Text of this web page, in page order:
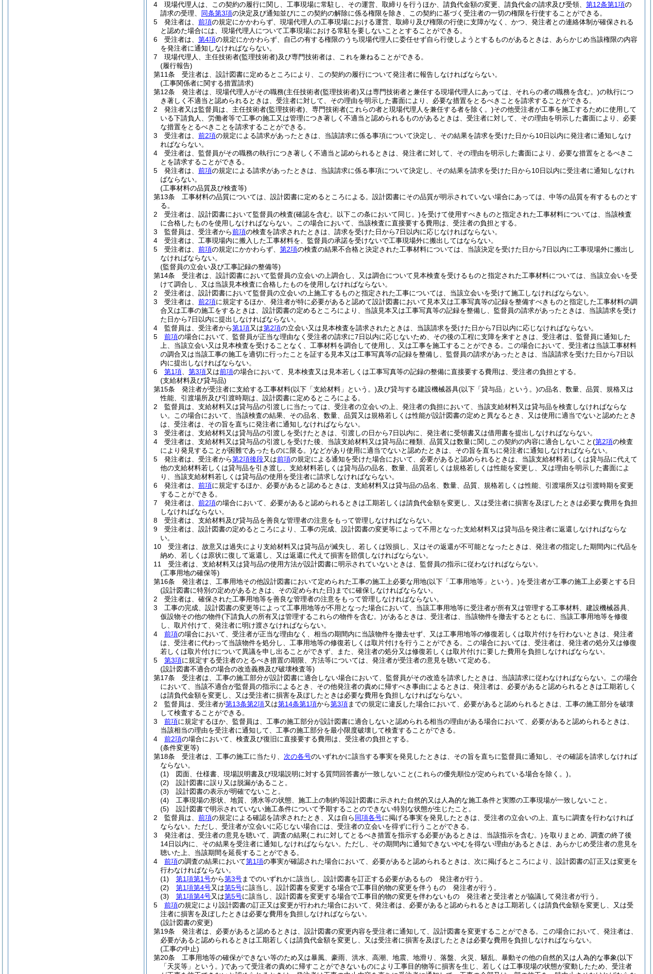
4
現場代理人は、この契約の履行に関し、工事現場に常駐し、その運営、取締りを行うほか、請負代金額の変更、請負代金の請求及び受領、 第12条第1項の
請求の受理、 同条第3項の決定及び通知並びにこの契約の解除に係る権限を除き、この契約に基づく受注者の一切の権限を行使することができる。
5
発注者は、 前項の規定にかかわらず、現場代理人の工事現場における運営、取締り及び権限の行使に支障がなく、かつ、発注者との連絡体制が確保される
と認めた場合には、現場代理人について工事現場における常駐を要しないこととすることができる。
6
受注者は、 第4項の規定にかかわらず、自己の有する権限のうち現場代理人に委任せず自ら行使しようとするものがあるときは、あらかじめ当該権限の内容
を発注者に通知しなければならない。
7
現場代理人、主任技術者(監理技術者)及び専門技術者は、これを兼ねることができる。
(履行報告)
第11条
受注者は、設計図書に定めるところにより、この契約の履行について発注者に報告しなければならない。
(工事関係者に関する措置請求)
第12条
発注者は、現場代理人がその職務(主任技術者(監理技術者)又は専門技術者と兼任する現場代理人にあっては、それらの者の職務を含む。)の執行につ
き著しく不適当と認められるときは、受注者に対して、その理由を明示した書面により、必要な措置をとるべきことを請求することができる。
2
発注者又は監督員は、主任技術者(監理技術者) 、専門技術者(これらの者と現場代理人を兼任する者を除く。)その他受注者が工事を施工するために使用して
いる下請負人、労働者等で工事の施工又は管理につき著しく不適当と認められるものがあるときは、受注者に対して、その理由を明示した書面により、必要
な措置をとるべきことを請求することができる。
3
受注者は、 前2項の規定による請求があったときは、当該請求に係る事項について決定し、その結果を請求を受けた日から10日以内に発注者に通知しなけ
ればならない。
4
受注者は、監督員がその職務の執行につき著しく不適当と認められるときは、発注者に対して、その理由を明示した書面により、必要な措置をとるべきこ
とを請求することができる。
5
発注者は、 前項の規定による請求があったときは、当該請求に係る事項について決定し、その結果を請求を受けた日から10日以内に受注者に通知しなけれ
ばならない。
(工事材料の品質及び検査等)
第13条
工事材料の品質については、設計図書に定めるところによる。 設計図書にその品質が明示されていない場合にあっては、中等の品質を有するものとす
る。
2
受注者は、設計図書において監督員の検査(確認を含む。以下この条において同じ。)を受けて使用すべきものと指定された工事材料については、当該検査
に合格したものを使用しなければならない。
この場合において、当該検査に直接要する費用は、受注者の負担とする。
3
監督員は、受注者から前項の検査を請求されたときは、請求を受けた日から7日以内に応じなければならない。
4
受注者は、工事現場内に搬入した工事材料を、監督員の承諾を受けないで工事現場外に搬出してはならない。
5
受注者は、 前項の規定にかかわらず、 第2項の検査の結果不合格と決定された工事材料については、当該決定を受けた日から7日以内に工事現場外に搬出し
なければならない。
(監督員の立会い及び工事記録の整備等)
第14条
受注者は、設計図書において監督員の立会いの上調合し、又は調合について見本検査を受けるものと指定された工事材料については、当該立会いを受
けて調合し、又は当該見本検査に合格したものを使用しなければならない。
2
受注者は、設計図書において監督員の立会いの上施工するものと指定された工事については、当該立会いを受けて施工しなければならない。
3
受注者は、 前2項に規定するほか、発注者が特に必要があると認めて設計図書において見本又は工事写真等の記録を整備すべきものと指定した工事材料の調
合又は工事の施工をするときは、設計図書の定めるところにより、当該見本又は工事写真等の記録を整備し、監督員の請求があったときは、当該請求を受け
た日から7日以内に提出しなければならない。
4
監督員は、受注者から第1項又は第2項の立会い又は見本検査を請求されたときは、当該請求を受けた日から7日以内に応じなければならない。
5
前項の場合において、監督員が正当な理由なく受注者の請求に7日以内に応じないため、その後の工程に支障を来すときは、受注者は、監督員に通知した
上、当該立会い又は見本検査を受けることなく、工事材料を調合して使用し、又は工事を施工することができる。
この場合において、受注者は当該工事材料
の調合又は当該工事の施工を適切に行ったことを証する見本又は工事写真等の記録を整備し、監督員の請求があったときは、当該請求を受けた日から7日以
内に提出しなければならない。
6
第1項 第3項又は前項の場合において、見本検査又は見本若しくは工事写真等の記録の整備に直接要する費用は、受注者の負担とする。
(支給材料及び貸与品)
第15条
発注者が受注者に支給する工事材料(以下「支給材料」という。)及び貸与する建設機械器具(以下「貸与品」という。)の品名、数量、品質、規格又は
性能、引渡場所及び引渡時期は、設計図書に定めるところによる。
2
監督員は、支給材料又は貸与品の引渡しに当たっては、受注者の立会いの上、発注者の負担において、当該支給材料又は貸与品を検査しなければならな
い。
この場合において、当該検査の結果、その品名、数量、品質又は規格若しくは性能が設計図書の定めと異なるとき、又は使用に適当でないと認めたとき
は、受注者は、その旨を直ちに発注者に通知しなければならない。
3
受注者は、支給材料又は貸与品の引渡しを受けたときは、引渡しの日から7日以内に、発注者に受領書又は借用書を提出しなければならない。
4
受注者は、支給材料又は貸与品の引渡しを受けた後、当該支給材料又は貸与品に種類、品質又は数量に関しこの契約の内容に適合しないこと(第2項の検査
により発見することが困難であったものに限る。)などがあり使用に適当でないと認めたときは、その旨を直ちに発注者に通知しなければならない。
5
発注者は、受注者から第2項後段又は前項の規定による通知を受けた場合において、必要があると認められるときは、当該支給材料若しくは貸与品に代えて
他の支給材料若しくは貸与品を引き渡し、支給材料若しくは貸与品の品名、数量、品質若しくは規格若しくは性能を変更し、又は理由を明示した書面によ
り、当該支給材料若しくは貸与品の使用を受注者に請求しなければならない。
6
発注者は、 前項に規定するほか、必要があると認めるときは、支給材料又は貸与品の品名、数量、品質、規格若しくは性能、引渡場所又は引渡時期を変更
することができる。
7
発注者は、 前2項の場合において、必要があると認められるときは工期若しくは請負代金額を変更し、又は受注者に損害を及ぼしたときは必要な費用を負担
しなければならない。
8
受注者は、支給材料及び貸与品を善良な管理者の注意をもって管理しなければならない。
9
受注者は、設計図書の定めるところにより、工事の完成、設計図書の変更等によって不用となった支給材料又は貸与品を発注者に返還しなければならな
い。
10
受注者は、故意又は過失により支給材料又は貸与品が滅失し、若しくは毀損し、又はその返還が不可能となったときは、発注者の指定した期間内に代品を
納め、若しくは原状に復して返還し、又は返還に代えて損害を賠償しなければならない。
11
受注者は、支給材料又は貸与品の使用方法が設計図書に明示されていないときは、監督員の指示に従わなければならない。
(工事用地の確保等)
第16条
発注者は、工事用地その他設計図書において定められた工事の施工上必要な用地(以下「工事用地等」という。)を受注者が工事の施工上必要とする日
(設計図書に特別の定めがあるときは、その定められた日) までに確保しなければならない。
2
受注者は、確保された工事用地等を善良な管理者の注意をもって管理しなければならない。
3
工事の完成、設計図書の変更等によって工事用地等が不用となった場合において、当該工事用地等に受注者が所有又は管理する工事材料、建設機械器具、
仮設物その他の物件(下請負人の所有又は管理するこれらの物件を含む。)があるときは、受注者は、当該物件を撤去するとともに、当該工事用地等を修復
し、取片付けて、発注者に明け渡さなければならない。
4
前項の場合において、受注者が正当な理由なく、相当の期間内に当該物件を撤去せず、又は工事用地等の修復若しくは取片付けを行わないときは、発注者
は、受注者に代わって当該物件を処分し、工事用地等の修復若しくは取片付けを行うことができる。
この場合においては、受注者は、発注者の処分又は修復
若しくは取片付けについて異議を申し出ることができず、また、発注者の処分又は修復若しくは取片付けに要した費用を負担しなければならない。
5
第3項に規定する受注者のとるべき措置の期限、方法等については、発注者が受注者の意見を聴いて定める。
(設計図書不適合の場合の改造義務及び破壊検査等)
第17条
受注者は、工事の施工部分が設計図書に適合しない場合において、監督員がその改造を請求したときは、当該請求に従わなければならない。
この場合
において、当該不適合が監督員の指示によるとき、その他発注者の責めに帰すべき事由によるときは、発注者は、必要があると認められるときは工期若しく
は請負代金額を変更し、又は受注者に損害を及ぼしたときは必要な費用を負担しなければならない。
2
監督員は、受注者が第13条第2項又は第14条第1項から第3項までの規定に違反した場合において、必要があると認められるときは、工事の施工部分を破壊
して検査することができる。
3
前項に規定するほか、監督員は、工事の施工部分が設計図書に適合しないと認められる相当の理由がある場合において、必要があると認められるときは、
当該相当の理由を受注者に通知して、工事の施工部分を最小限度破壊して検査することができる。
4
前2項の場合において、検査及び復旧に直接要する費用は、受注者の負担とする。
(条件変更等)
第18条
受注者は、工事の施工に当たり、 次の各号のいずれかに該当する事実を発見したときは、その旨を直ちに監督員に通知し、その確認を請求しなければ
ならない。
(1)
図面、仕様書、現場説明書及び現場説明に対する質問回答書が一致しないこと(これらの優先順位が定められている場合を除く。)。
(2)
設計図書に誤り又は脱漏があること。
(3)
設計図書の表示が明確でないこと。
(4)
工事現場の形状、地質、湧水等の状態、施工上の制約等設計図書に示された自然的又は人為的な施工条件と実際の工事現場が一致しないこと。
(5)
設計図書で明示されていない施工条件について予期することのできない特別な状態が生じたこと。
2
監督員は、 前項の規定による確認を請求されたとき、又は自ら同項各号に掲げる事実を発見したときは、受注者の立会いの上、直ちに調査を行わなければ
ならない。 ただし、受注者が立会いに応じない場合には、受注者の立会いを得ずに行うことができる。
3
発注者は、受注者の意見を聴いて、調査の結果(これに対してとるべき措置を指示する必要があるときは、当該指示を含む。)を取りまとめ、調査の終了後
14日以内に、その結果を受注者に通知しなければならない。 ただし、その期間内に通知できないやむを得ない理由があるときは、あらかじめ受注者の意見を
聴いた上、当該期間を延長することができる。
4
前項の調査の結果において第1項の事実が確認された場合において、必要があると認められるときは、次に掲げるところにより、設計図書の訂正又は変更を
行わなければならない。
(1)
第1項第1号から第3号までのいずれかに該当し、設計図書を訂正する必要があるもの 発注者が行う。
(2)
第1項第4号又は第5号に該当し、設計図書を変更する場合で工事目的物の変更を伴うもの 発注者が行う。
(3)
第1項第4号又は第5号に該当し、設計図書を変更する場合で工事目的物の変更を伴わないもの 発注者と受注者とが協議して発注者が行う。
5
前項の規定により設計図書の訂正又は変更が行われた場合において、発注者は、必要があると認められるときは工期若しくは請負代金額を変更し、又は受
注者に損害を及ぼしたときは必要な費用を負担しなければならない。
(設計図書の変更)
第19条
発注者は、必要があると認めるときは、設計図書の変更内容を受注者に通知して、設計図書を変更することができる。
この場合において、発注者は、
必要があると認められるときは工期若しくは請負代金額を変更し、又は受注者に損害を及ぼしたときは必要な費用を負担しなければならない。
(工事の中止)
第20条
工事用地等の確保ができない等のため又は暴風、豪雨、洪水、高潮、地震、地滑り、落盤、火災、騒乱、暴動その他の自然的又は人為的な事象(以下
「天災等」という。)であって受注者の責めに帰すことができないものにより工事目的物等に損害を生じ、若しくは工事現場の状態が変動したため、受注者